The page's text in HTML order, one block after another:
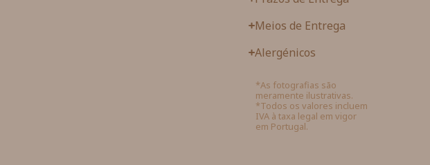
Meios de Entrega
Alergénicos
*As fotografias são
meramente ilustrativas.
*Todos os valores incluem
IVA à taxa legal em vigor
em Portugal.